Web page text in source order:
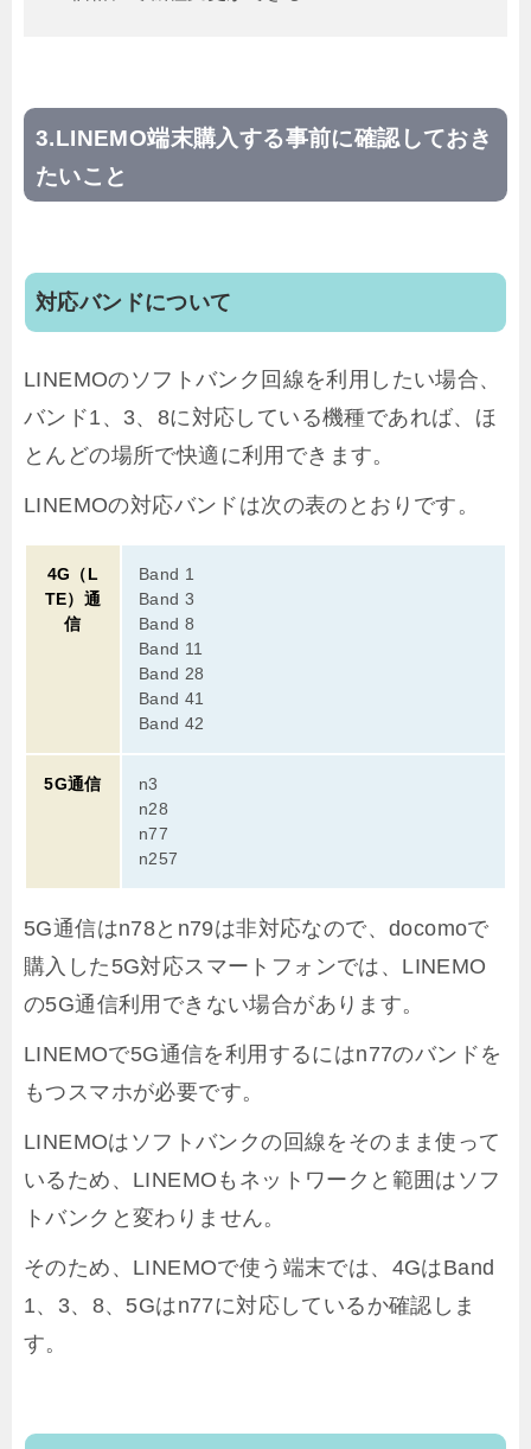
LINEMO端末購入する事前に確認しておき
たいこと
対応バンドについて
LINEMOのソフトバンク回線を利用したい場合、
バンド1、3、8に対応している機種であれば、ほ
とんどの場所で快適に利用できます。
LINEMOの対応バンドは次の表のとおりです。
4G（L
TE）通
信
Band 1
Band 3
Band 8
Band 11
Band 28
Band 41
Band 42
5G通信
n3
n28
n77
n257
5G通信はn78とn79は非対応なので、docomoで
購入した5G対応スマートフォンでは、LINEMO
の5G通信利用できない場合があります。
LINEMOで5G通信を利用するにはn77のバンドを
もつスマホが必要です。
LINEMOはソフトバンクの回線をそのまま使って
いるため、LINEMOもネットワークと範囲はソフ
トバンクと変わりません。
そのため、LINEMOで使う端末では、4GはBand
1、3、8、5Gはn77に対応しているか確認しま
す。